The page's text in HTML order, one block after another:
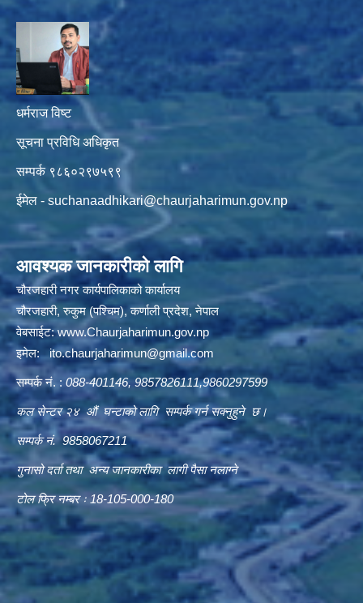
धर्मराज विष्ट
सूचना प्रविधि अधिकृत
सम्पर्क ९८६०२९७५९९
ईमेल - suchanaadhikari@chaurjaharimun.gov.np
आवश्यक जानकारीको लागि
चौरजहारी नगर कार्यपालिकाको कार्यालय
चौरजहारी, रुकुम (पश्चिम), कर्णाली प्रदेश, नेपाल
वेबसाईट:www.Chaurjaharimun.gov.np
इमेल:ito.chaurjaharimun@gmail.com
सम्पर्क नं. : 088-401146, 9857826111,9860297599
कल सेन्टर २४ औं घन्टाको लागि सम्पर्क गर्न सक्नुहुने छ।
सम्पर्क नं. 9858067211
गुनासो दर्ता तथा अन्य जानकारीका लागी पैसा नलाग्ने
टोल फ्रि नम्बर ः 18-105-000-180